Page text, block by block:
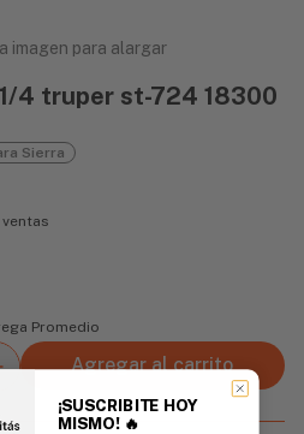
imagen para alargar
4 truper st-724 18300
Sierra
Promedio
Agregar al carrito
¡SUSCRIBITE HOY
MISMO! 🔥